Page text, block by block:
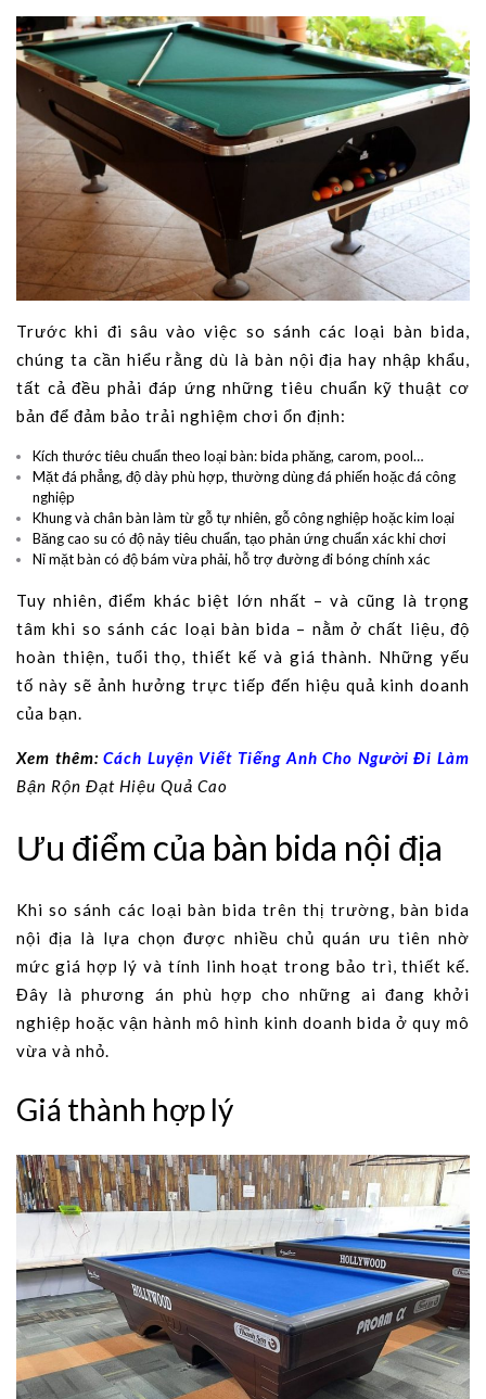
Trước khi đi sâu vào việc so sánh các loại bàn bida,
chúng ta cần hiểu rằng dù là bàn nội địa hay nhập khẩu,
tất cả đều phải đáp ứng những tiêu chuẩn kỹ thuật cơ
bản để đảm bảo trải nghiệm chơi ổn định:
Kích thước tiêu chuẩn theo loại bàn: bida phăng, carom, pool…
Mặt đá phẳng, độ dày phù hợp, thường dùng đá phiến hoặc đá công
nghiệp
Khung và chân bàn làm từ gỗ tự nhiên, gỗ công nghiệp hoặc kim loại
Băng cao su có độ nảy tiêu chuẩn, tạo phản ứng chuẩn xác khi chơi
Nỉ mặt bàn có độ bám vừa phải, hỗ trợ đường đi bóng chính xác
Tuy nhiên, điểm khác biệt lớn nhất – và cũng là trọng
tâm khi so sánh các loại bàn bida – nằm ở chất liệu, độ
hoàn thiện, tuổi thọ, thiết kế và giá thành. Những yếu
tố này sẽ ảnh hưởng trực tiếp đến hiệu quả kinh doanh
của bạn.
Xem thêm:Cách Luyện Viết Tiếng Anh Cho Người Đi Làm
Bận Rộn Đạt Hiệu Quả Cao
Ưu điểm của bàn bida nội địa
Khi so sánh các loại bàn bida trên thị trường, bàn bida
nội địa là lựa chọn được nhiều chủ quán ưu tiên nhờ
mức giá hợp lý và tính linh hoạt trong bảo trì, thiết kế.
Đây là phương án phù hợp cho những ai đang khởi
nghiệp hoặc vận hành mô hình kinh doanh bida ở quy mô
vừa và nhỏ.
Giá thành hợp lý